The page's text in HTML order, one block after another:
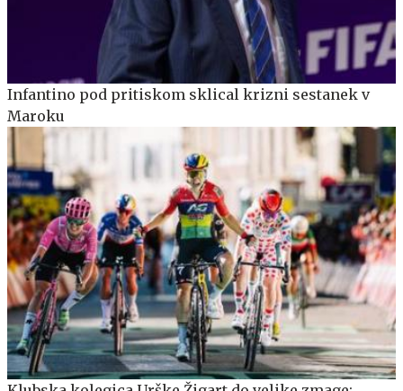
Infantino pod pritiskom sklical krizni sestanek v
Maroku